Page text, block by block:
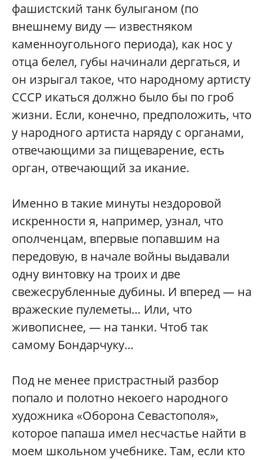
фашистский танк булыганом (по
внешнему виду — известняком
каменноугольного периода), как нос у
отца белел, губы начинали дергаться, и
он изрыгал такое, что народному артисту
СССР икаться должно было бы по гроб
жизни. Если, конечно, предположить, что
у народного артиста наряду с органами,
отвечающими за пищеварение, есть
орган, отвечающий за икание.
Именно в такие минуты нездоровой
искренности я, например, узнал, что
ополченцам, впервые попавшим на
передовую, в начале войны выдавали
одну винтовку на троих и две
свежесрубленные дубины. И вперед — на
вражеские пулеметы… Или, что
живописнее, — на танки. Чтоб так
самому Бондарчуку…
Под не менее пристрастный разбор
попало и полотно некоего народного
художника «Оборона Севастополя»,
которое папаша имел несчастье найти в
моем школьном учебнике. Там, если кто